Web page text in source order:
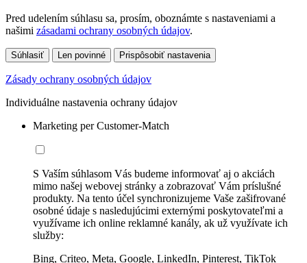
Pred udelením súhlasu sa, prosím, oboznámte s nastaveniami a
našimi zásadami ochrany osobných údajov.
Súhlasiť Len povinné Prispôsobiť nastavenia
Zásady ochrany osobných údajov
Individuálne nastavenia ochrany údajov
Marketing per Customer-Match
S Vaším súhlasom Vás budeme informovať aj o akciách
mimo našej webovej stránky a zobrazovať Vám príslušné
produkty. Na tento účel synchronizujeme Vaše zašifrované
osobné údaje s nasledujúcimi externými poskytovateľmi a
využívame ich online reklamné kanály, ak už využívate ich
služby:
Bing, Criteo, Meta, Google, LinkedIn, Pinterest, TikTok